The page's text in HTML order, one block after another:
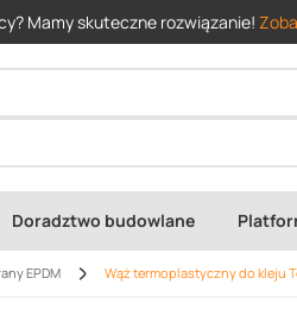
Mamy skuteczne rozwiązanie!
Doradztwo budowlane
EPDM Wąż termoplastyczny do kleju